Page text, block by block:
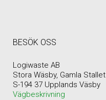
BESÖK OSS
Logiwaste AB
Stora Wäsby, Gamla Stallet
S-194 37 Upplands Väsby
Vägbeskrivning